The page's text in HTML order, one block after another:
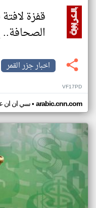
قفزة
الصحافة..
اخبار جزر القمر
VF17PD
سي ان ان• arabic.cnn.com